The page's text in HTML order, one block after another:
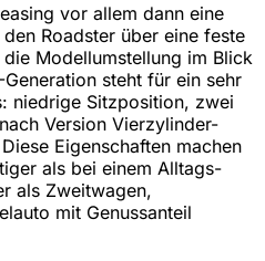
vor allem dann eine
Roadster über eine feste
Modellumstellung im Blick
steht für ein sehr
niedrige Sitzposition, zwei
Version Vierzylinder-
Eigenschaften machen
als bei einem Alltags-
als Zweitwagen,
mit Genussanteil